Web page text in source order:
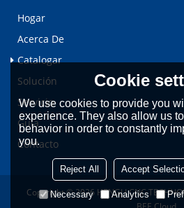
Hogar
Acerca De
Catalogar
Solución
Servicio
Guía
Contacto
Copyright © 2026 HENGLI CNC
Cookie
We use cookies to provide you
experience. They also allow us
behavior in order to constantly
you.
Reject All Accept
Necessary Analytics